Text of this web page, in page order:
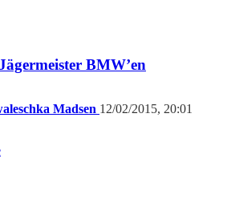
BMW’en
Madsen 12/02/2015, 20:01